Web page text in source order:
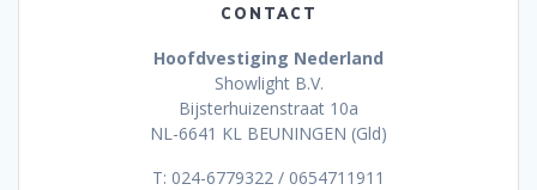
CONTACT
Hoofdvestiging Nederland
Showlight B.V.
Bijsterhuizenstraat 10a
NL-6641 KL BEUNINGEN (Gld)
T: 024-6779322 / 0654711911